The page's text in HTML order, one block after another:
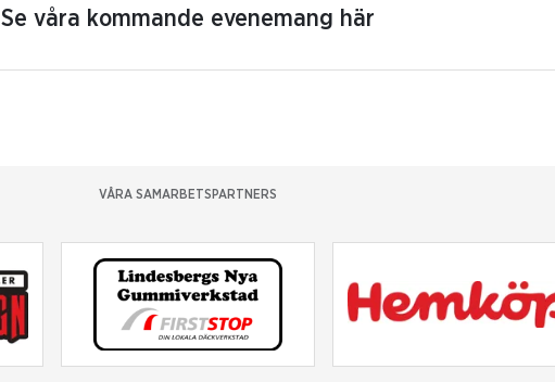
Se våra kommande evenemang här
VÅRA SAMARBETSPARTNERS